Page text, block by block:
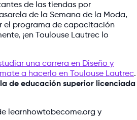
de las tiendas por
de la Semana de la Moda,
el programa de capacitación
¡en Toulouse Lautrec lo
una carrera en Diseño y
a hacerlo en Toulouse Lautrec.
de educación superior licenciada
learnhowtobecome.org y